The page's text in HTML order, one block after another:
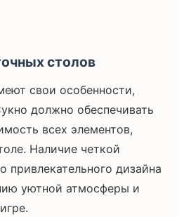
столов
свои особенности,
должно обеспечивать
всех элементов,
Наличие четкой
привлекательного дизайна
уютной атмосферы и